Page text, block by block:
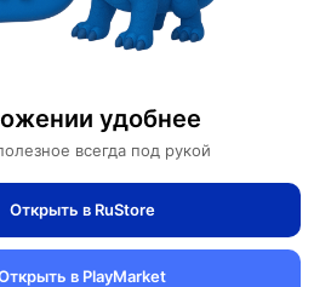
удобнее
всегда под рукой
Открыть в RuStore
в PlayMarket
Дизайнерские светильники
MAI HE MAI бронза.
- топ светильник, E14,